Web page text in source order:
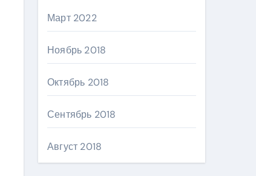
Март 2022
Ноябрь 2018
Октябрь 2018
Сентябрь 2018
Август 2018